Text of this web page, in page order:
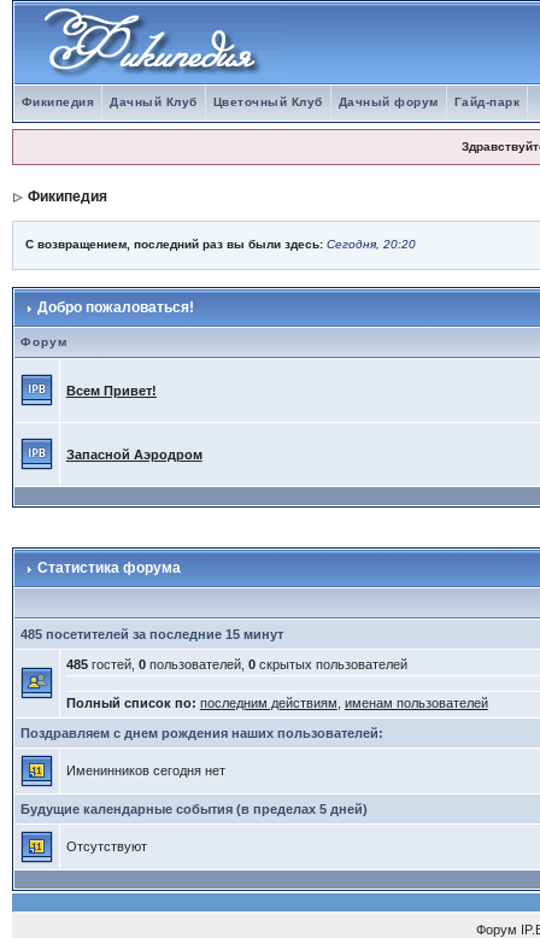
Фикипедия Дачный Клуб Цветочный Клуб Дачный форум Гайд-парк
Фикипедия
С возвращением, последний раз вы были здесь: Сегодня, 20:20
Добро пожаловаться!
Форум
Всем Привет!
Запасной Аэродром
Статистика форума
485 посетителей за последние 15 минут
485гостей, 0пользователей, 0скрытых пользователей
Полный список по: последним действиям именам пользователей
Поздравляем с днем рождения наших пользователей:
Именинников сегодня нет
Будущие календарные события (в пределах 5 дней)
Отсутствуют
Форум